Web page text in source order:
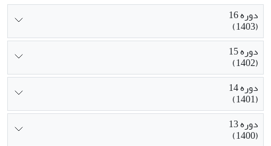
دوره 16
(1403)
دوره 15
(1402)
دوره 14
(1401)
دوره 13
(1400)